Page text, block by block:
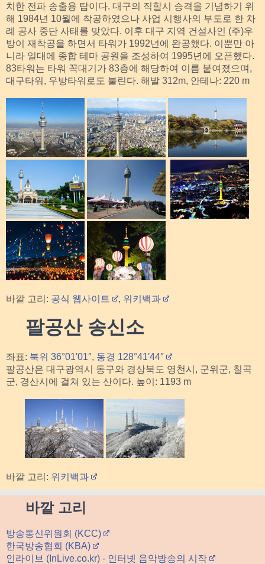
치한 전파 송출용 탑이다. 대구의 직할시 승격을 기념하기 위
해 1984년 10월에 착공하였으나 사업 시행사의 부도로 한 차
례 공사 중단 사태를 맞았다. 이후 대구 지역 건설사인 (주)우
방이 재착공을 하면서 타워가 1992년에 완공했다. 이뿐만 아
니라 일대에 종합 테마 공원을 조성하여 1995년에 오픈했다.
83타워는 타워 꼭대기가 83층에 해당하여 이름 붙여졌으며,
대구타워, 우방타워로도 불린다. 해발 312m, 안테나: 220 m
바깥 고리: 공식 웹사이트 , 위키백과
팔공산 송신소
좌표: 북위 36°01′01″, 동경 128°41′44″
팔공산은 대구광역시 동구와 경상북도 영천시, 군위군, 칠곡
군, 경산시에 걸쳐 있는 산이다. 높이: 1193 m
바깥 고리: 위키백과
바깥 고리
방송통신위원회 (KCC)
한국방송협회 (KBA)
인라이브 (InLive.co.kr) - 인터넷 음악방송의 시작